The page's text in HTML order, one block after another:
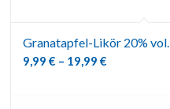
Granatapfel-Likör 20% vol.
9,99€ – 19,99€